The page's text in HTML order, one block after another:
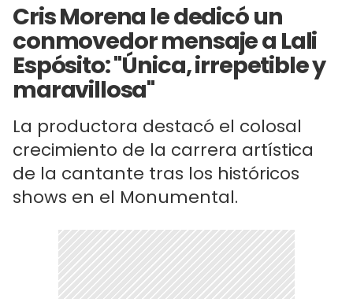
Cris Morena le dedicó un
conmovedor mensaje a Lali
Espósito: "Única, irrepetible y
maravillosa"
La productora destacó el colosal
crecimiento de la carrera artística
de la cantante tras los históricos
shows en el Monumental.